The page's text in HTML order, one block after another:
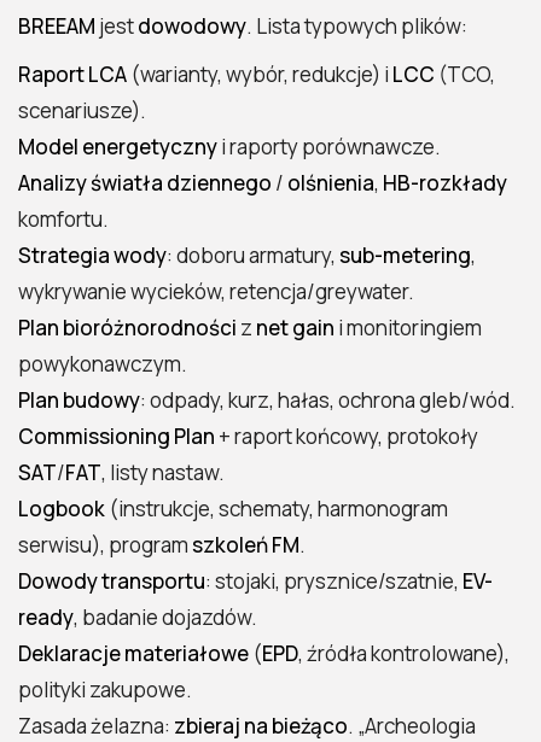
BREEAM jestdowodowy. Lista typowych plików:
Raport LCA (warianty, wybór, redukcje) i LCC (TCO,
scenariusze).
Model energetycznyi raporty porównawcze.
Analizy światła dziennego / olśnienia, HB-rozkłady
komfortu.
Strategia wody: doboru armatury, sub-metering,
wykrywanie wycieków, retencja/greywater.
Plan bioróżnorodności z net gain i monitoringiem
powykonawczym.
Plan budowy: odpady, kurz, hałas, ochrona gleb/wód.
Commissioning Plan + raport końcowy, protokoły
SAT/FAT, listy nastaw.
Logbook (instrukcje, schematy, harmonogram
serwisu), programszkoleń FM.
Dowody transportu: stojaki, prysznice/szatnie, EV-
ready, badanie dojazdów.
Deklaracje materiałowe (EPD, źródła kontrolowane),
polityki zakupowe.
Zasada żelazna: zbieraj na bieżąco. „Archeologia